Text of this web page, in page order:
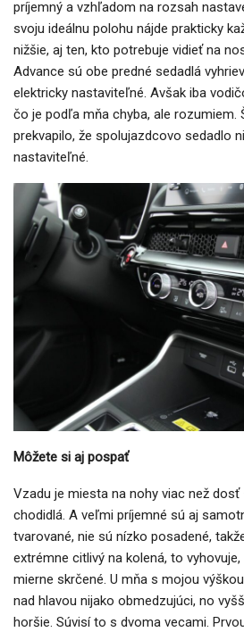
príjemný a vzhľadom na rozsah
svoju ideálnu polohu nájde prakticky
nižšie, aj ten, kto potrebuje vidieť na
Advance sú obe predné sedadlá
elektricky nastaviteľné. Avšak iba
čo je podľa mňa chyba, ale rozumiem.
prekvapilo, že spolujazdcovo sedadlo
nastaviteľné.
Môžete si aj pospať
Vzadu je miesta na nohy viac než dosť
chodidlá. A veľmi príjemné sú aj
tvarované, nie sú nízko posadené,
extrémne citlivý na kolená, to
mierne skrčené. U mňa s mojou
nad hlavou nijako obmedzujúci, no
horšie. Súvisí to s dvoma vecami.